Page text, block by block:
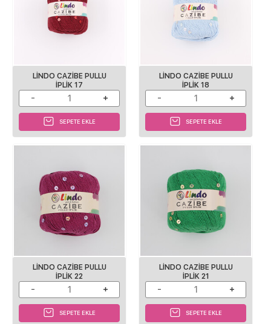
LINDO CAZIBE PULLU
IPLIK 17
SEPETE EKLE
LINDO CAZIBE PULLU
IPLIK 18
SEPETE EKLE
LINDO CAZIBE PULLU
IPLIK 22
SEPETE EKLE
LINDO CAZIBE PULLU
IPLIK 21
SEPETE EKLE